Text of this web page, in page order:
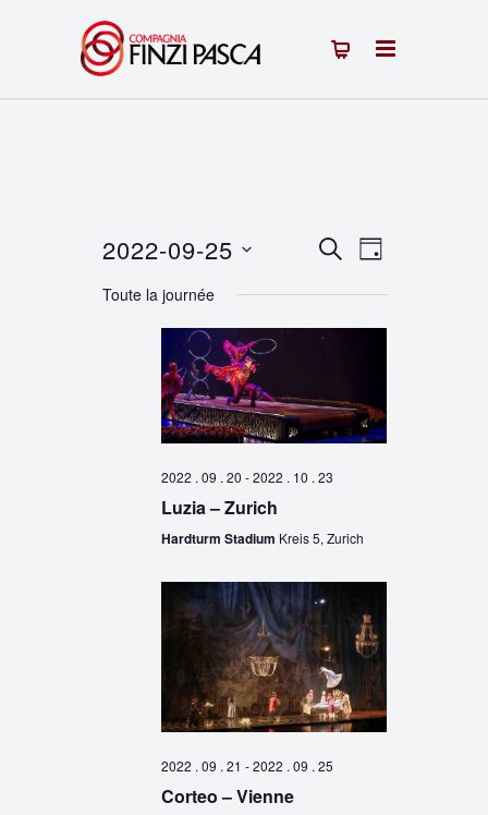
Recherche
et
navigation
vues
Évènements
RECHERCHE
Navigation
de
vues
JOUR
2022-09-25
une
Toute la journée
2022 . 09 . 20 -2022 . 10 . 23
Luzia – Zurich
Hardturm Stadium Kreis 5, Zurich
2022 . 09 . 21 -2022 . 09 . 25
Corteo – Vienne